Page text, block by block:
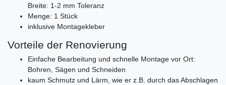
Breite: 1-2 mm Toleranz
Menge: 1 Stück
inklusive Montagekleber
Vorteile der Renovierung
Einfache Bearbeitung und schnelle Montage vor Ort:
Bohren, Sägen und Schneiden
kaum Schmutz und Lärm, wie er z.B. durch das Abschlagen